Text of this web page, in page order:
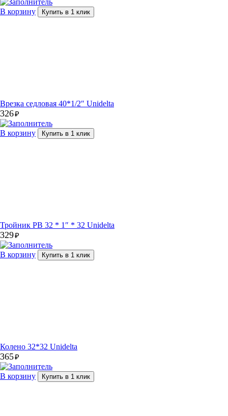
В корзину Купить в 1 клик
Врезка седловая 40*1/2″ Unidelta
326₽
В корзину Купить в 1 клик
Тройник РВ 32 * 1″ * 32 Unidelta
329₽
В корзину Купить в 1 клик
Колено 32*32 Unidelta
365₽
В корзину Купить в 1 клик